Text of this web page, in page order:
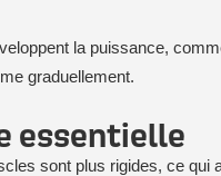
la puissance,
graduellement.
essentielle
sont plus rigides, ce